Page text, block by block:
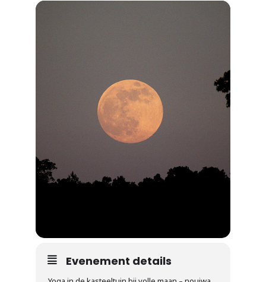
Evenement details